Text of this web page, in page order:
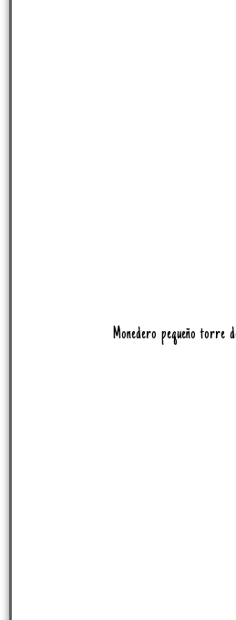
Monedero pequeño torre